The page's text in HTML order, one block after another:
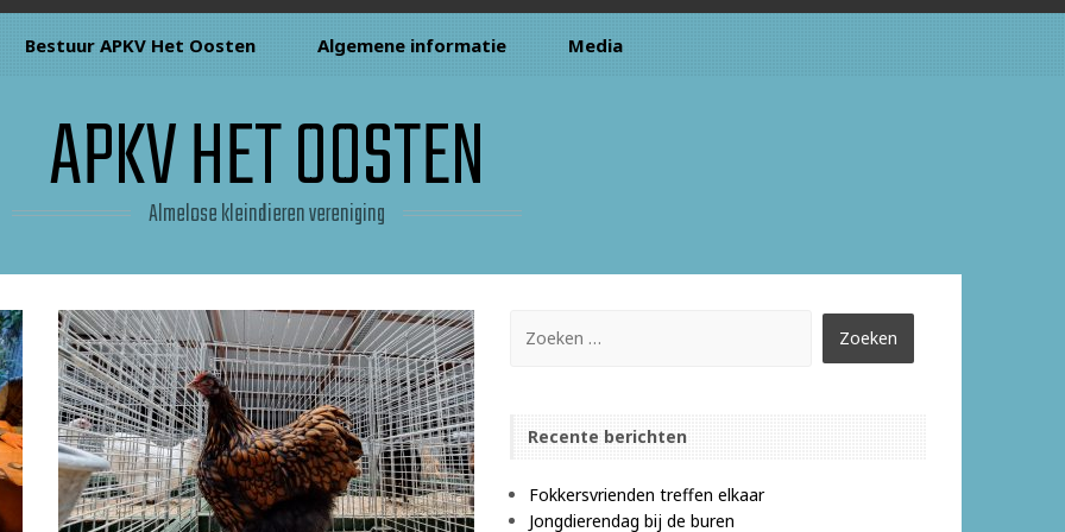
Bestuur APKV Het Oosten Algemene informatie Media
APKV HET OOSTEN
Almelose kleindieren vereniging
Recente berichten
Fokkersvrienden treffen elkaar
Jongdierendag bij de buren